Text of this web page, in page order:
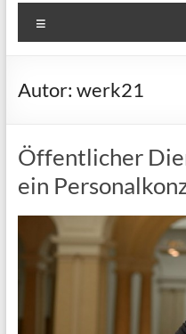
Autor: werk21
Öffentlicher
ein